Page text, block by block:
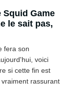
Squid Game
le sait pas,
fera son
voici
si cette fin est
rassurant